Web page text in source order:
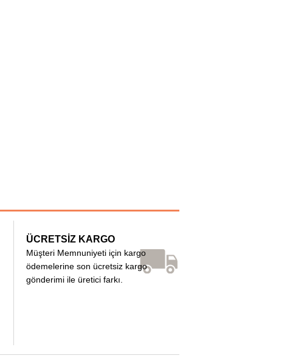
ÜCRETSİZ KARGO
Müşteri Memnuniyeti için kargo
ödemelerine son ücretsiz kargo
gönderimi ile üretici farkı.